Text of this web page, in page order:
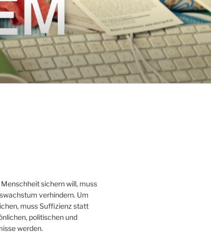
sichern will, muss
verhindern. Um
muss Suffizienz statt
politischen und
werden.